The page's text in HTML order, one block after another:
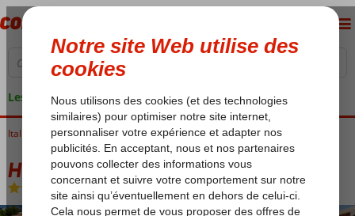
Les garanties de vacances
Italie Sicile Giardini Naxos Hotel Alexander
Hotel Alexander
Chambre et petit déjeuner-Hôtel